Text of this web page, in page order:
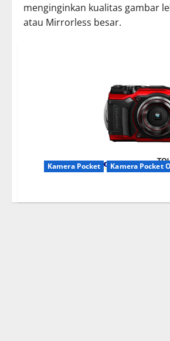
menginginkan kualitas gambar
atau Mirrorless besar.
Kamera Pocket Kamera Pocket